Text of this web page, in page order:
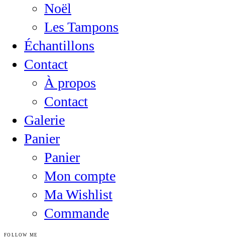
Noël
Les Tampons
Échantillons
Contact
À propos
Contact
Galerie
Panier
Panier
Mon compte
Ma Wishlist
Commande
FOLLOW ME